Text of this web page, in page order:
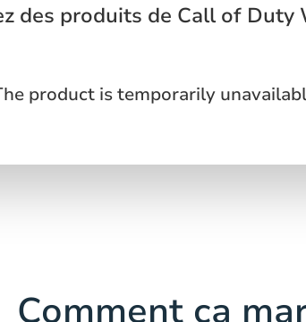
des produits de Call of Duty
product is temporarily
Comment ça